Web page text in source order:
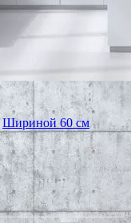
Шириной 60 см